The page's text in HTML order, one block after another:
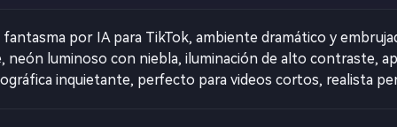
por IA para TikTok, ambiente dramático y
neón luminoso con niebla, iluminación de alto contraste,
inquietante, perfecto para videos cortos, realista